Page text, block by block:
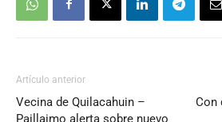
Artículo anterior
Vecina de Quilacahuin –
Paillaimo alerta sobre nuevo
Con